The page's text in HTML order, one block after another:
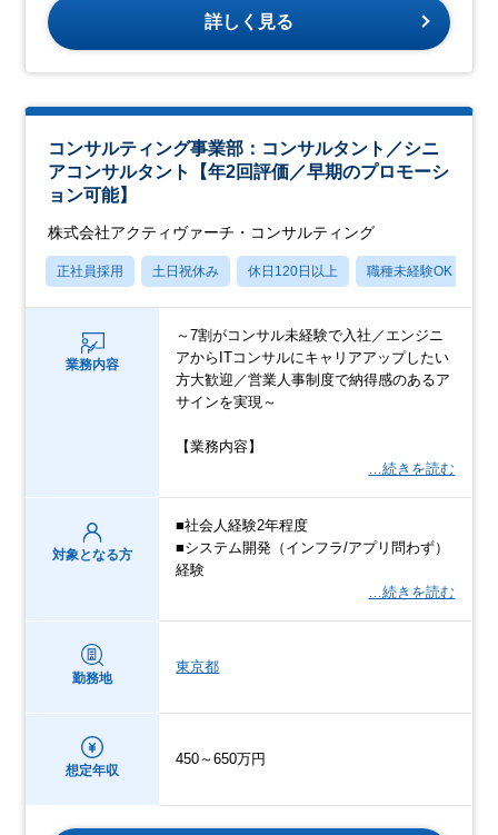
詳しく見る
コンサルティング事業部：コンサルタント／シニ
アコンサルタント【年2回評価／早期のプロモーシ
ョン可能】
株式会社アクティヴァーチ・コンサルティング
正社員採用 土日祝休み 休日120日以上 職種未経験OK
業務内容
～7割がコンサル未経験で入社／エンジニ
アからITコンサルにキャリアアップしたい
方大歓迎／営業人事制度で納得感のあるア
サインを実現～
【業務内容】
…続きを読む
対象となる方
■社会人経験2年程度
■システム開発（インフラ/アプリ問わず）
経験
…続きを読む
勤務地
東京都
想定年収
450～650万円